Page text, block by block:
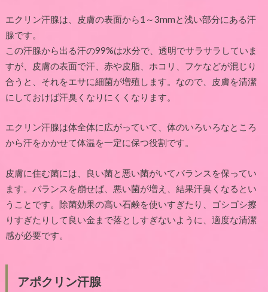
エクリン汗腺は、皮膚の表面から1 ～3mmと浅い部分にある汗
腺です。
この汗腺から出る汗の99%は水分で、透明でサラサラしていま
すが、皮膚の表面で汗、赤や皮脂、ホコリ、フケなどが混じり
合うと、それをエサに細菌が増殖します。なので、皮膚を清潔
にしておけば汗臭くなりにくくなります。
エクリン汗腺は体全体に広がっていて、体のいろいろなところ
から汗をかかせて体温を一定に保つ役割です。
皮膚に住む菌には、良い菌と悪い菌がいてバランスを保ってい
ます。バランスを崩せば、悪い菌が増え、結果汗臭くなるとい
うことです。除菌効果の高い石鹸を使いすぎたり、ゴシゴシ擦
りすぎたりして良い金まで落としすぎないように、適度な清潔
感が必要です。
アポクリン汗腺